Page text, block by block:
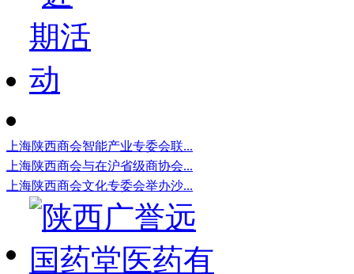
上海陕西商会智能产业专委会联...
上海陕西商会与在沪省级商协会...
上海陕西商会文化专委会举办沙...